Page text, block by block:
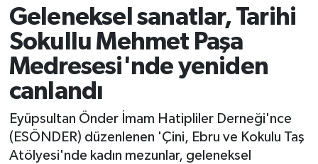
Geleneksel sanatlar, Tarihi
Sokullu Mehmet Paşa
Medresesi'nde yeniden
canlandı
Eyüpsultan Önder İmam Hatipliler Derneği'nce
(ESÖNDER) düzenlenen 'Çini, Ebru ve Kokulu Taş
Atölyesi'nde kadın mezunlar, geleneksel
Rize Jandarma Komutanlığı
Bilim Teknoloji
Bölge
Advertising news
Canlı Maç
Süper Lig Puan Durumu ve Fikstür
Tüm Manşetler
Son Dakika Haberleri
Haber Arşivi